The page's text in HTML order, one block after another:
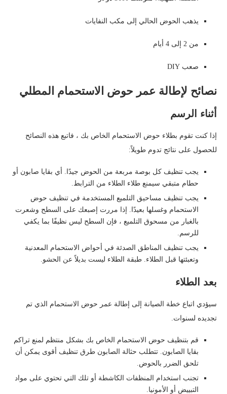
يذهب الحوض الحالي إلى مكب النفايات
من 2 إلى 4 أيام
صعب DIY
نصائح لإطالة عمر حوض الاستحمام المطلي
أثناء الرسم
إذا كنت تقوم بطلاء حوض الاستحمام الخاص بك ، فاتبع هذه النصائح
للحصول على نتائج تدوم طويلاً:
يجب تنظيف كل بوصة مربعة من الحوض جيدًا. أي بقايا صابون أو
حطام متبقي سيمنع طلاء الطلاء من الترابط.
يجب تنظيف مساحيق التلميع المستخدمة في تنظيف حوض
الاستحمام وغسلها بعيدًا. إذا مررت إصبعك على السطح وشعرت
بالغبار من مسحوق التلميع ، فإن السطح ليس نظيفًا بما يكفي
للرسم.
يجب تنظيف المناطق الصدئة في أحواض الاستحمام المعدنية
وتعبئتها قبل الطلاء. طبقة الطلاء ليست بديلاً عن الحشو.
بعد الطلاء
سيؤدي اتباع خطة الصيانة إلى إطالة عمر حوض الاستحمام الذي تم
تجديده لسنوات.
قم بتنظيف حوض الاستحمام الخاص بك بشكل منتظم لمنع تراكم
بقايا الصابون. تتطلب حثالة الصابون طرق تنظيف أقوى يمكن أن
تلحق الضرر بالحوض.
تجنب استخدام المنظفات الكاشطة أو تلك التي تحتوي على مواد
التبييض أو الأمونيا.